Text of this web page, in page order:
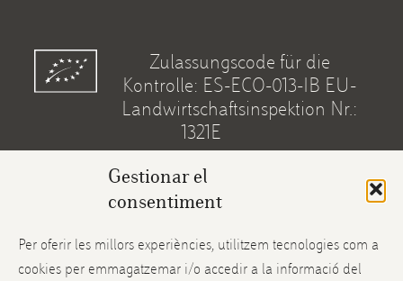
Gestionar el
consentiment
Per oferir les millors experiències, utilitzem tecnologies com a
cookies per emmagatzemar i/o accedir a la informació del
Zulassungscode für die
Kontrolle: ES-ECO-013-IB EU-
Landwirtschaftsinspektion Nr.:
1321E
Mein Account
Versand und Rücksendungen
Instagram